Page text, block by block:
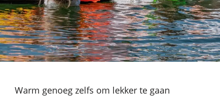
Warm genoeg zelfs om lekker te gaan